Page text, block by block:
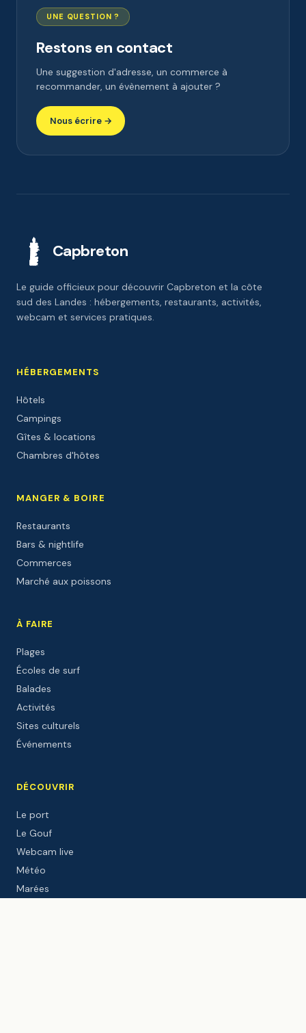
UNE QUESTION ?
Restons en contact
Une suggestion d'adresse, un commerce à
recommander, un évènement à ajouter ?
Nous écrire →
Capbreton
Le guide officieux pour découvrir Capbreton et la côte
sud des Landes : hébergements, restaurants, activités,
webcam et services pratiques.
HÉBERGEMENTS
Hôtels
Campings
Gîtes & locations
Chambres d'hôtes
MANGER & BOIRE
Restaurants
Bars & nightlife
Commerces
Marché aux poissons
À FAIRE
Plages
Écoles de surf
Balades
Activités
Sites culturels
Événements
DÉCOUVRIR
Le port
Le Gouf
Webcam live
Météo
Marées